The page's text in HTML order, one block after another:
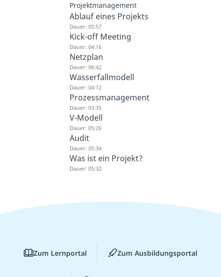
Projektmanagement
Ablauf eines Projekts
Dauer: 05:57
Kick-off Meeting
Dauer: 04:16
Netzplan
Dauer: 06:42
Wasserfallmodell
Dauer: 04:12
Prozessmanagement
Dauer: 03:35
V-Modell
Dauer: 05:26
Audit
Dauer: 05:34
Was ist ein Projekt?
Dauer: 05:32
Zum Lernportal Zum Ausbildungsportal